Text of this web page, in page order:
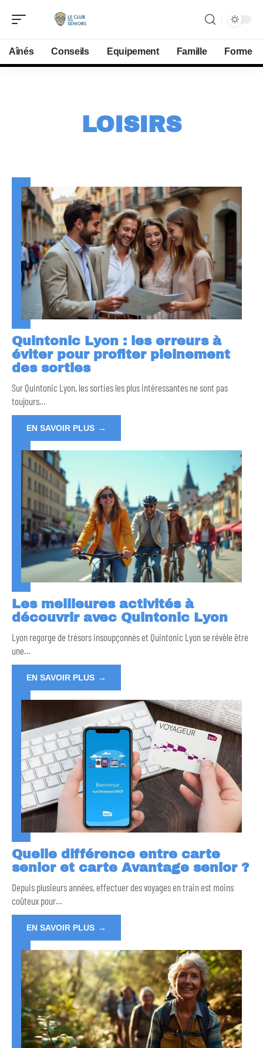
Aînés Conseils Equipement Famille Forme
LOISIRS
Quintonic Lyon : les erreurs à
éviter pour profiter pleinement
des sorties
Sur Quintonic Lyon, les sorties les plus intéressantes ne sont pas
toujours…
EN SAVOIR PLUS
Les meilleures activités à
découvrir avec Quintonic Lyon
Lyon regorge de trésors insoupçonnés et Quintonic Lyon se révèle être
une…
EN SAVOIR PLUS
Quelle différence entre carte
senior et carte Avantage senior ?
Depuis plusieurs années, effectuer des voyages en train est moins
coûteux pour…
EN SAVOIR PLUS